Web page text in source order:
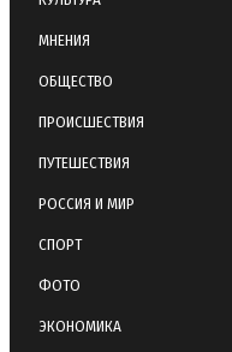
МНЕНИЯ
ОБЩЕСТВО
ПРОИСШЕСТВИЯ
ПУТЕШЕСТВИЯ
РОССИЯ И МИР
СПОРТ
ФОТО
ЭКОНОМИКА